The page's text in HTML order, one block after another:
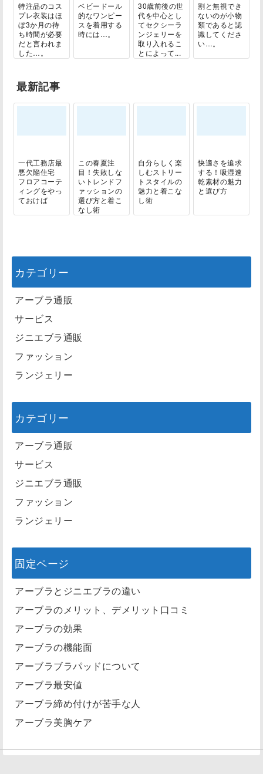
特注品のコス
プレ衣装はほ
ぼ3か月の待
ち時間が必要
だと言われま
した…。
ベビードール
的なワンピー
スを着用する
時には…。
30歳前後の世
代を中心とし
てセクシーラ
ンジェリーを
取り入れるこ
とによって...
割と無視でき
ないのが小物
類であると認
識してくださ
い…。
最新記事
一代工務店最
悪欠陥住宅
フロアコーテ
ィングをやっ
ておけば
この春夏注
目！失敗しな
いトレンドフ
ァッションの
選び方と着こ
なし術
自分らしく楽
しむストリー
トスタイルの
魅力と着こな
し術
快適さを追求
する！吸湿速
乾素材の魅力
と選び方
カテゴリー
アーブラ通販
サービス
ジニエブラ通販
ファッション
ランジェリー
カテゴリー
アーブラ通販
サービス
ジニエブラ通販
ファッション
ランジェリー
固定ページ
アーブラとジニエブラの違い
アーブラのメリット、デメリット口コミ
アーブラの効果
アーブラの機能面
アーブラブラパッドについて
アーブラ最安値
アーブラ締め付けが苦手な人
アーブラ美胸ケア